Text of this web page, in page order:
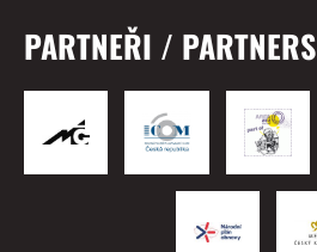
PARTNEŘI / PARTNERS